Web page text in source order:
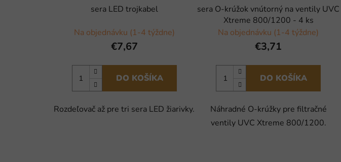
sera LED trojkabel
Na objednávku (1-4 týždne)
€7,67
DO KOŠÍKA
Rozdeľovač až pre tri sera LED žiarivky.
sera O-krúžok vnútorný na ventily UVC
Xtreme 800/1200 - 4 ks
Na objednávku (1-4 týždne)
€3,71
DO KOŠÍKA
Náhradné O-krúžky pre filtračné
ventily UVC Xtreme 800/1200.